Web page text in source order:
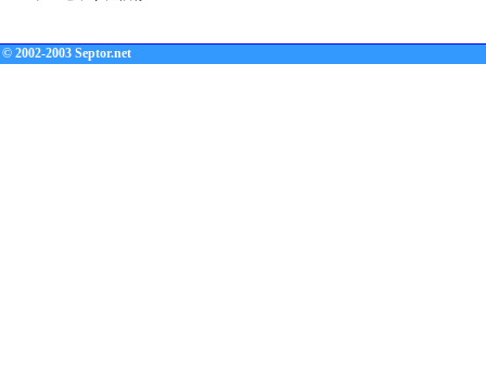
© 2002-2003 Septor.net